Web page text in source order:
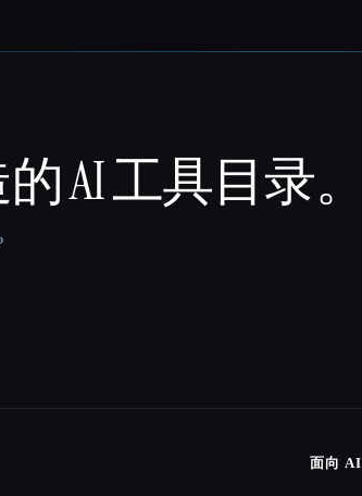
AI 工具目录。
面向 AI